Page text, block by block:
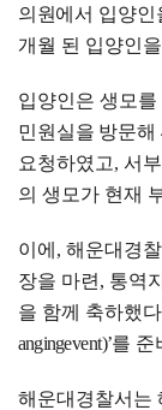
의원에서 입양
개월 된 입양인
입양인은 생모
민원실을 방문해
요청하였고, 서
의 생모가 현재
이에 , 해운대경
장을 마련 , 통역
을 함께 축하했다
angingevent)’를 준
해운대경찰서는